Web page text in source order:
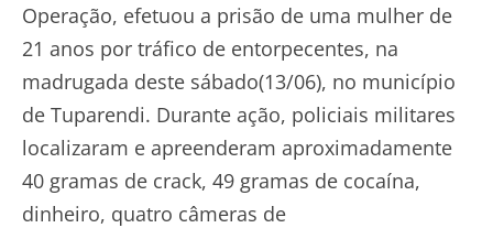
Operação, efetuou a prisão de uma mulher de
21 anos por tráfico de entorpecentes, na
madrugada deste sábado(13/06), no município
de Tuparendi. Durante ação, policiais militares
localizaram e apreenderam aproximadamente
40 gramas de crack, 49 gramas de cocaína,
dinheiro, quatro câmeras de